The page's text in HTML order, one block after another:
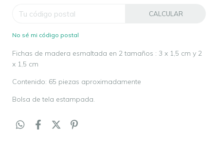
CALCULAR
No sé mi código postal
Fichas de madera esmaltada en 2 tamaños : 3 x 1,5 cm y 2
x 1,5 cm
Contenido: 65 piezas aproximadamente
Bolsa de tela estampada.